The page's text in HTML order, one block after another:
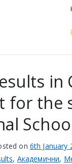
in
for the
on 6th January
, Академични,